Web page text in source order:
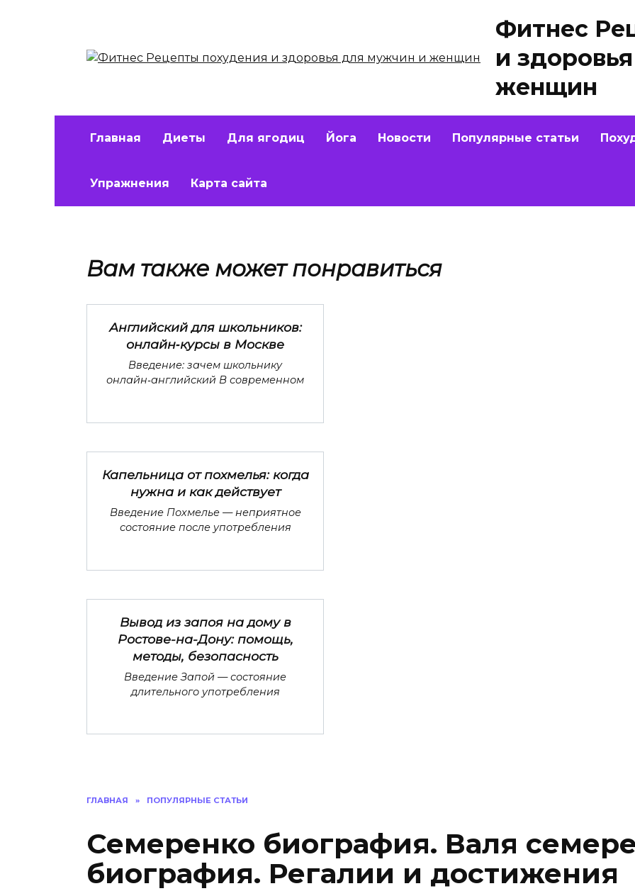
Фитнес
и
женщин
Главная Диеты Для ягодиц Йога Новости Популярные статьи
Упражнения Карта сайта
ГЛАВНАЯ » ПОПУЛЯРНЫЕ СТАТЬИ
Семеренко биография. Валя
биография. Регалии и достижения
Вам также может понравиться
Английский для школьников:
онлайн‑курсы в Москве
Введение: зачем школьнику
онлайн‑английский В современном
Капельница от похмелья: когда
нужна и как действует
Введение Похмелье — неприятное
состояние после употребления
Вывод из запоя на дому в
Ростове-на-Дону: помощь,
методы, безопасность
Введение Запой — состояние
длительного употребления